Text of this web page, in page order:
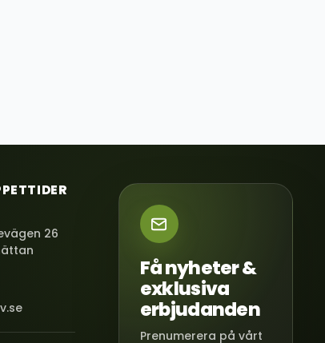
26
Få nyheter &
exklusiva
erbjudanden
Prenumerera på vårt